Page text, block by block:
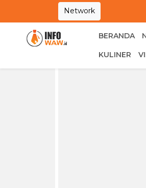
Network
BERANDA
KULINER